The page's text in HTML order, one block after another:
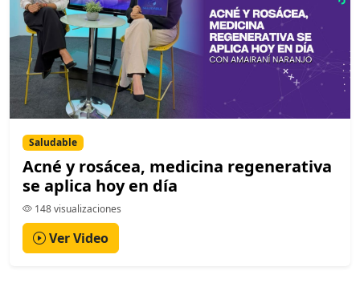
Saludable
Acné y rosácea, medicina regenerativa
se aplica hoy en día
148 visualizaciones
Ver Video